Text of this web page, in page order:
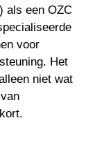
als een OZC
voor
Het
niet wat